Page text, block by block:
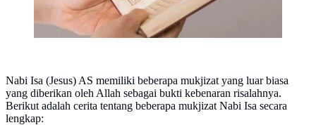
Nabi Isa (Jesus) AS memiliki beberapa mukjizat yang luar biasa
yang diberikan oleh Allah sebagai bukti kebenaran risalahnya.
Berikut adalah cerita tentang beberapa mukjizat Nabi Isa secara
lengkap: